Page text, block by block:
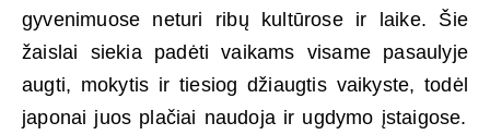
gyvenimuose neturi ribų kultūrose ir laike. Šie
žaislai siekia padėti vaikams visame pasaulyje
augti, mokytis ir tiesiog džiaugtis vaikyste, todėl
japonai juos plačiai naudoja ir ugdymo įstaigose.